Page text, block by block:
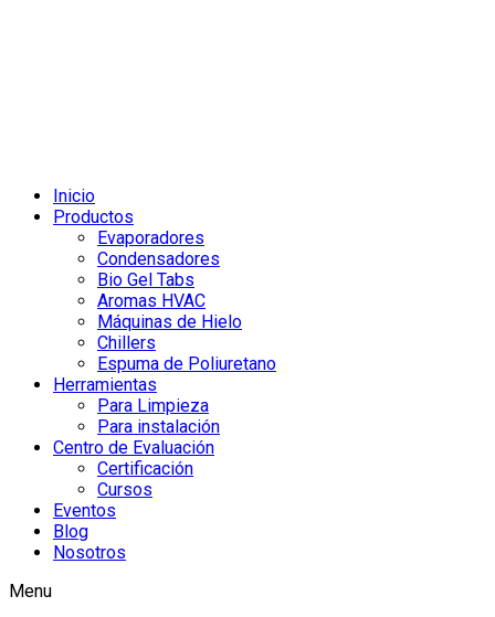
Inicio
Productos
Evaporadores
Condensadores
Bio Gel Tabs
Aromas HVAC
Máquinas de Hielo
Chillers
Espuma de Poliuretano
Herramientas
Para Limpieza
Para instalación
Centro de Evaluación
Certificación
Cursos
Eventos
Blog
Nosotros
Menu